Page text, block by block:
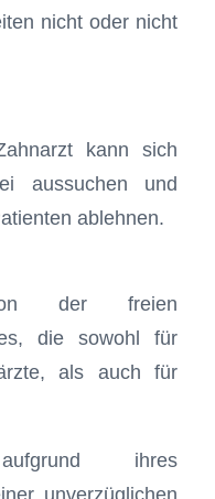
nicht oder nicht
kann sich
aussuchen und
ablehnen.
der freien
die sowohl für
als auch für
ihres
unverzüglichen